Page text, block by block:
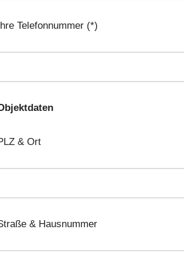
Telefonnummer (*)
& Ort
& Hausnummer